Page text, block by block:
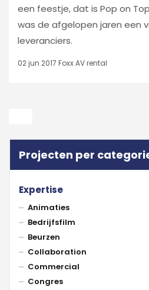
een feestje, dat is Pop on
was de afgelopen jaren een
leveranciers.
02 jun 2017 Foxx AV rental
Projecten per
Expertise
Animaties
Bedrijfsfilm
Beurzen
Collaboration
Commercial
Congres